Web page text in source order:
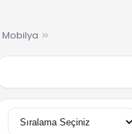
Mobilya